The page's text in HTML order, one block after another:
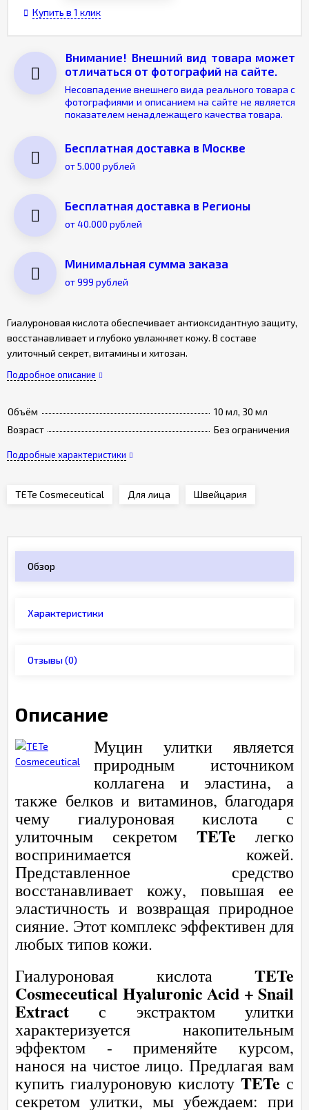
Гиалуроновая кислота обеспечивает антиоксидантную защиту,
восстанавливает и глубоко увлажняет кожу. В составе
улиточный секрет, витамины и хитозан.
Подробное описание
Объём
10 мл, 30 мл
Возраст
Без ограничения
Подробные характеристики
TETe Cosmeceutical Для лица Швейцария
Купить в 1 клик
Внимание! Внешний вид товара может
отличаться от фотографий на сайте.
Несовпадение внешнего вида реального товара с
фотографиями и описанием на сайте не является
показателем ненадлежащего качества товара.
Бесплатная доставка в Москве
от 5.000 рублей
Бесплатная доставка в Регионы
от 40.000 рублей
Минимальная сумма заказа
от 999 рублей
Обзор
Характеристики
Отзывы(0)
Описание
Муцин улитки является
природным источником
коллагена и эластина, а
также белков и витаминов, благодаря
чему гиалуроновая кислота с
улиточным секретом TETe легко
воспринимается кожей.
Представленное средство
восстанавливает кожу, повышая ее
эластичность и возвращая природное
сияние. Этот комплекс эффективен для
любых типов кожи.
Гиалуроновая кислота TETe
Cosmeceutical Hyaluronic Acid + Snail
Extract с экстрактом улитки
характеризуется накопительным
эффектом - применяйте курсом,
нанося на чистое лицо. Предлагая вам
купить гиалуроновую кислоту TETe с
секретом улитки, мы убеждаем: при